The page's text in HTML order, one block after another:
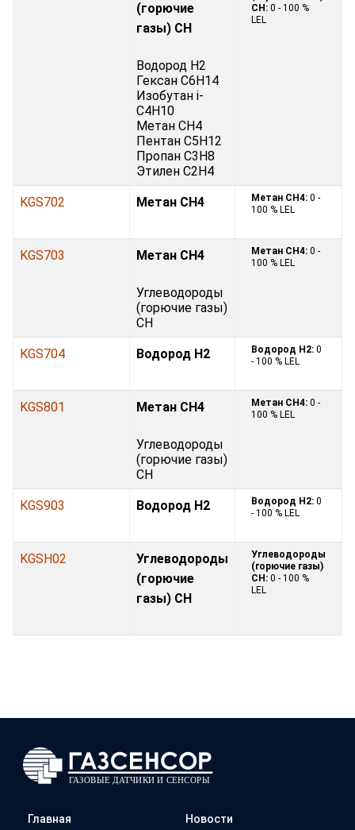
(горючие
газы) CH
Водород H2
Гексан C6H14
Изобутан i-
C4H10
Метан CH4
Пентан C5H12
Пропан C3H8
Этилен С2H4
CH: 0 - 100 %
LEL
KGS702 Метан CH4 Метан CH4: 0 -
100 % LEL
KGS703 Метан CH4
Углеводороды
(горючие газы)
CH
Метан CH4: 0 -
100 % LEL
KGS704 Водород H2 Водород H2: 0
- 100 % LEL
KGS801 Метан CH4
Углеводороды
(горючие газы)
CH
Метан CH4: 0 -
100 % LEL
KGS903 Водород H2 Водород H2: 0
- 100 % LEL
KGSH02
Углеводороды
(горючие
газы) CH
Углеводороды
(горючие газы)
CH: 0 - 100 %
LEL
Главная Новости